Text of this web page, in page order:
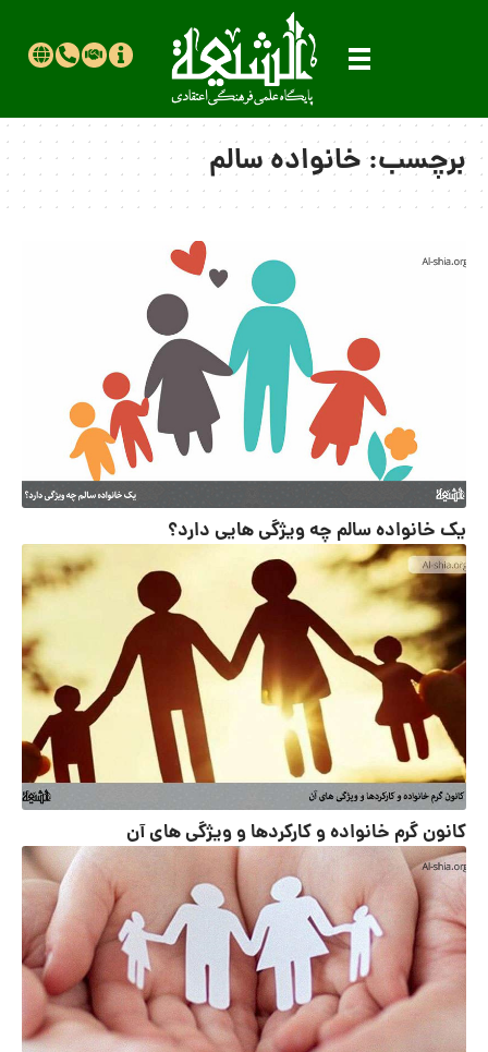
برچسب:خانواده سالم
یک خانواده سالم چه ویژگی هایی دارد؟
کانون گرم خانواده و کارکردها و ویژگی های آن